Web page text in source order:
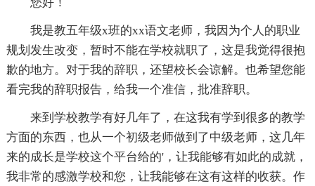
我是教五年级x班的xx语文老师，我因为个人的职业
规划发生改变，暂时不能在学校就职了，这是我觉得很抱
歉的地方。对于我的辞职，还望校长会谅解。也希望您能
看完我的辞职报告，给我一个准信，批准辞职。
来到学校教学有好几年了，在这我有学到很多的教学
方面的东西，也从一个初级老师做到了中级老师，这几年
来的成长是学校这个平台给的'，让我能够有如此的成就，
我非常的感激学校和您，让我能够在这有这样的收获。作